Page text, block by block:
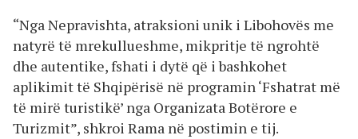
“Nga Nepravishta, atraksioni unik i Libohovës me
natyrë të mrekullueshme, mikpritje të ngrohtë
dhe autentike, fshati i dytë që i bashkohet
aplikimit të Shqipërisë në programin ‘Fshatrat më
të mirë turistikë’ nga Organizata Botërore e
Turizmit”, shkroi Rama në postimin e tij.